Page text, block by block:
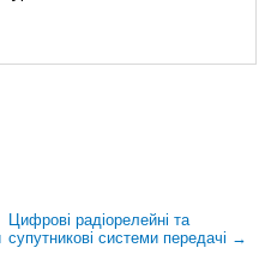
Цифрові радіорелейні та
супутникові системи передачі →